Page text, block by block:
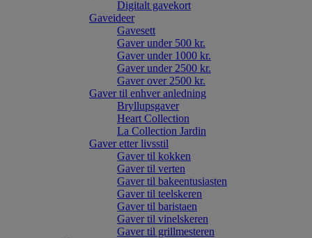
Digitalt gavekort
Gaveideer
Gavesett
Gaver under 500 kr.
Gaver under 1000 kr.
Gaver under 2500 kr.
Gaver over 2500 kr.
Gaver til enhver anledning
Bryllupsgaver
Heart Collection
La Collection Jardin
Gaver etter livsstil
Gaver til kokken
Gaver til verten
Gaver til bakeentusiasten
Gaver til teelskeren
Gaver til baristaen
Gaver til vinelskeren
Gaver til grillmesteren